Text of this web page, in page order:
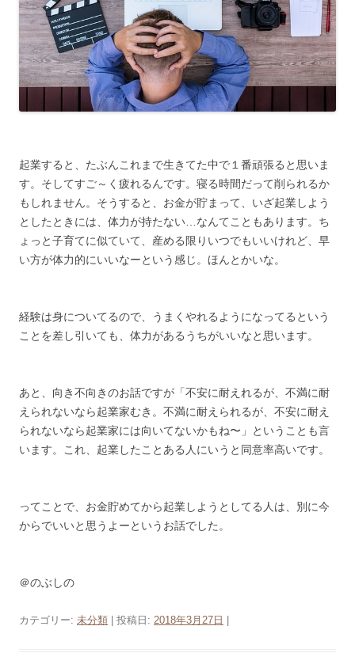
起業すると、たぶんこれまで生きてた中で１番頑張ると思いま
す。そしてすご～く疲れるんです。寝る時間だって削られるか
もしれません。そうすると、お金が貯まって、いざ起業しよう
としたときには、体力が持たない…なんてこともあります。ち
ょっと子育てに似ていて、産める限りいつでもいいけれど、早
い方が体力的にいいなーという感じ。ほんとかいな。
経験は身についてるので、うまくやれるようになってるという
ことを差し引いても、体力があるうちがいいなと思います。
あと、向き不向きのお話ですが「不安に耐えれるが、不満に耐
えられないなら起業家むき。不満に耐えられるが、不安に耐え
られないなら起業家には向いてないかもね〜」ということも言
います。これ、起業したことある人にいうと同意率高いです。
ってことで、お金貯めてから起業しようとしてる人は、別に今
からでいいと思うよーというお話でした。
＠のぶしの
カテゴリー: 未分類 | 投稿日: 2018年3月27日